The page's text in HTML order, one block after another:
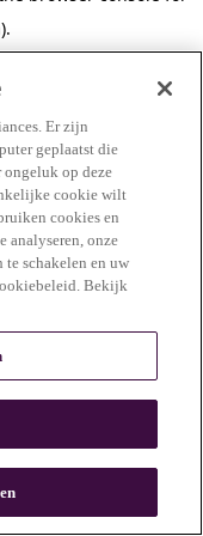
.
Er zijn
geplaatst die
ongeluk op deze
cookie wilt
cookies en
analyseren, onze
schakelen en uw
Bekijk